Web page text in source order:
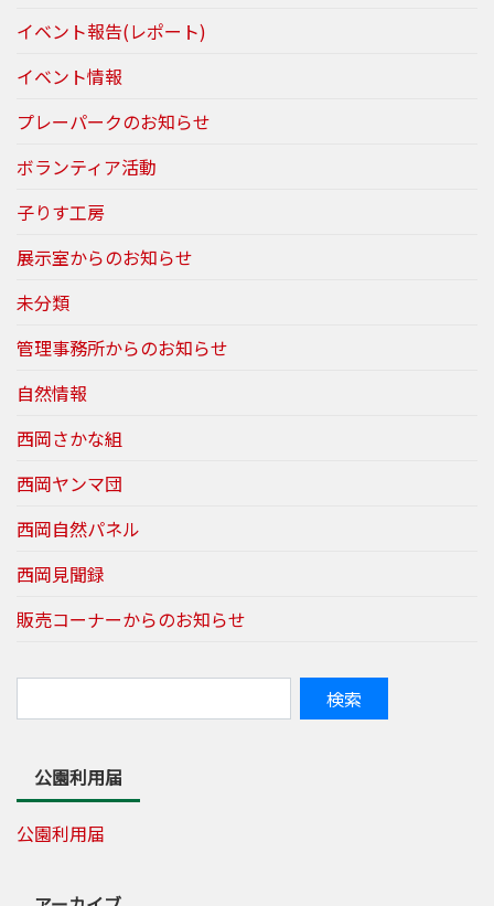
イベント報告(レポート)
イベント情報
プレーパークのお知らせ
ボランティア活動
子りす工房
展示室からのお知らせ
未分類
管理事務所からのお知らせ
自然情報
西岡さかな組
西岡ヤンマ団
西岡自然パネル
西岡見聞録
販売コーナーからのお知らせ
公園利用届
公園利用届